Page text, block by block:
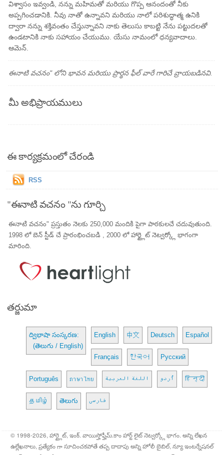
విశ్వాసం ఇవ్వండి, నన్ను మహిమతో మరియు గొప్ప ఆనందంతో నీకు
అప్పగించడానికి. నీవు నాతో ఉన్నావని మరియు నాలో పరిశుద్ధాత్మ ఉనికి
ద్వారా నన్ను శక్తివంతం చేస్తున్నావని నాకు తెలుసు కాబట్టి నేను పట్టుదలతో
ఉండటానికి నాకు సహాయం చేయుము. యేసు నామంలో ధన్యవాదాలు.
ఆమెన్.
ఈనాటి వచనం" లోని భావన మరియు ప్రార్థన ఫీల్ వారే గారిచే వ్రాయబడినవి.
మీ అభిప్రాయములు
ఈ కార్యక్రమంలో చేరండి
RSS
"ఈనాటి వచనం "ను గూర్చి
ఈనాటి వచనం" ప్రస్తుతం నెలకు 250,000 మందికి పైగా పాఠకులచే చదువుతుంది.
1998 లో బెన్ స్టీడ్ చే ప్రారంభించబడి , 2000 లో హార్ట్లైట్ నెట్వర్క్లో భాగంగా
మారింది.
తర్జుమా
ద్విభాషా సంస్కరణ:
(తెలుగు / English)
English 中文 Deutsch Español
Français 한국어 Русский
Português ภาษาไทย اللغة العربية اُردو हिन्दी
தமிழ் తెలుగు فارسی
© 1998-2026, హార్ట్లైట్, ఇంక్. వాయిస్హోఫ్హీమ్.కాం హార్ట్ లైట్ నెట్వర్క్లో భాగం. అన్ని లేఖన
ఉల్లేఖనాలు, ప్రత్యేకం గా సూచించకపోతే తప్ప దాదాపు అన్ని హోలీ బైబిల్, న్యూ ఇంటర్నేషనల్